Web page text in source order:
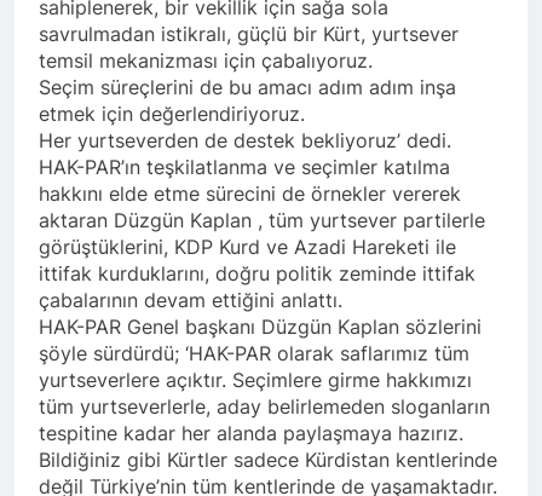
Günü Kutlu Olsun;
Türkçenin yanı sıra, Kürtçe
de resmi dil olsun.
1 Yıl Ago
Büyük BEKO (Bekir
SAYDAM) yaşama veda
etti.
1 Yıl Ago
13 Şubat 1925
Sömürgeciliğe asla boyun
eğmeyeceklerini ilan eden
Şeyh Said ve 47 arkadaşını
saygıyla anıyoruz
1 Yıl Ago
13’ê Sibata 1925’an em Şêx
Seîd û 47 hevalên wî yên ku
gotin ew ê tu carî serî li ber
kolonyalîzmê netewînin bi
rêzdarî bi bîr tînin.
1 Yıl Ago
Di 79emîn salvegera
ragihandina wê de
KOMARA MEHABADÊ
RONAHÎ DIDE ME
2 Yıl Ago
İlan edilişinin 79. yıl
dönümünde MAHABAD
KÜRDİSTAN CUMHURİYETİ
IŞIK SAÇMAYA DEVAM
EDİYOR
2 Yıl Ago
HAK-PAR Genel başkanı
Düzgün Kaplan ENKS
sahiplenerek, bir vekillik için sağa sola
savrulmadan istikralı, güçlü bir Kürt, yurtsever
temsil mekanizması için çabalıyoruz.
Seçim süreçlerini de bu amacı adım adım inşa
etmek için değerlendiriyoruz.
Her yurtseverden de destek bekliyoruz’ dedi.
HAK-PAR’ın teşkilatlanma ve seçimler katılma
hakkını elde etme sürecini de örnekler vererek
aktaran Düzgün Kaplan , tüm yurtsever partilerle
görüştüklerini, KDP Kurd ve Azadi Hareketi ile
ittifak kurduklarını, doğru politik zeminde ittifak
çabalarının devam ettiğini anlattı.
HAK-PAR Genel başkanı Düzgün Kaplan sözlerini
şöyle sürdürdü; ‘HAK-PAR olarak saflarımız tüm
yurtseverlere açıktır. Seçimlere girme hakkımızı
tüm yurtseverlerle, aday belirlemeden sloganların
tespitine kadar her alanda paylaşmaya hazırız.
Bildiğiniz gibi Kürtler sadece Kürdistan kentlerinde
değil Türkiye’nin tüm kentlerinde de yaşamaktadır.